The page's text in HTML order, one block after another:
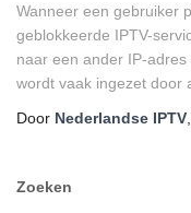
Wanneer een gebruiker
geblokkeerde IPTV-
naar een ander IP-
wordt vaak ingezet door
Door Nederlandse IPTV
Zoeken